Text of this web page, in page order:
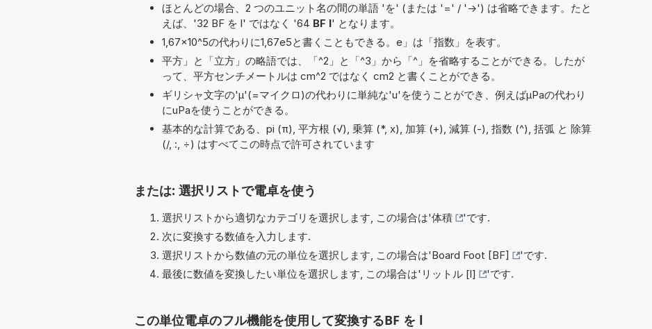
ほとんどの場合、2 つのユニット名の間の単語 'を' (または '=' / '->') は省略できます。たと
えば、'32 BF を l' ではなく '64 BF l' となります。
1,67×10^5の代わりに1,67e5と書くこともできる。e」は「指数」を表す。
平方」と「立方」の略語では、「^2」と「^3」から「^」を省略することができる。したが
って、平方センチメートルは cm^2 ではなく cm2 と書くことができる。
ギリシャ文字の'μ'(=マイクロ)の代わりに単純な'u'を使うことができ、例えばµPaの代わり
にuPaを使うことができる。
基本的な計算である、pi (π), 平方根 (√), 乗算 (*, x), 加算 (+), 減算 (-), 指数 (^), 括弧 と 除算
(/, :, ÷) はすべてこの時点で許可されています
または: 選択リストで電卓を使う
選択リストから適切なカテゴリを選択します, この場合は'体積
'です.
次に変換する数値を入力します.
選択リストから数値の元の単位を選択します, この場合は'Board Foot [BF]
'です.
最後に数値を変換したい単位を選択します, この場合は' リットル [l] 'です.
この単位電卓のフル機能を使用して変換するBF を l